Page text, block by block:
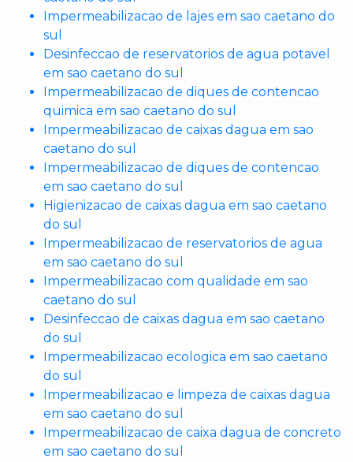
Impermeabilizacao de lajes em sao caetano do
sul
Desinfeccao de reservatorios de agua potavel
em sao caetano do sul
Impermeabilizacao de diques de contencao
quimica em sao caetano do sul
Impermeabilizacao de caixas dagua em sao
caetano do sul
Impermeabilizacao de diques de contencao
em sao caetano do sul
Higienizacao de caixas dagua em sao caetano
do sul
Impermeabilizacao de reservatorios de agua
em sao caetano do sul
Impermeabilizacao com qualidade em sao
caetano do sul
Desinfeccao de caixas dagua em sao caetano
do sul
Impermeabilizacao ecologica em sao caetano
do sul
Impermeabilizacao e limpeza de caixas dagua
em sao caetano do sul
Impermeabilizacao de caixa dagua de concreto
em sao caetano do sul